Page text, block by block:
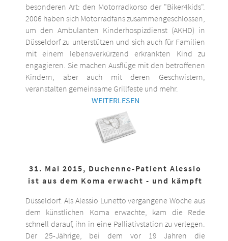
besonderen Art: den Motorradkorso der "Biker4kids".
2006 haben sich Motorradfans zusammengeschlossen,
um den Ambulanten Kinderhospizdienst (AKHD) in
Düsseldorf zu unterstützen und sich auch für Familien
mit einem lebensverkürzend erkrankten Kind zu
engagieren. Sie machen Ausflüge mit den betroffenen
Kindern, aber auch mit deren Geschwistern,
veranstalten gemeinsame Grillfeste und mehr.
WEITERLESEN
31. Mai 2015, Duchenne-Patient Alessio
ist aus dem Koma erwacht - und kämpft
Düsseldorf. Als Alessio Lunetto vergangene Woche aus
dem künstlichen Koma erwachte, kam die Rede
schnell darauf, ihn in eine Palliativstation zu verlegen.
Der 25-Jährige, bei dem vor 19 Jahren die